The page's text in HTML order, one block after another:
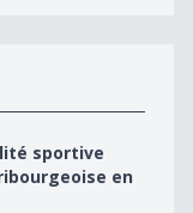
en 2018
sportive
en